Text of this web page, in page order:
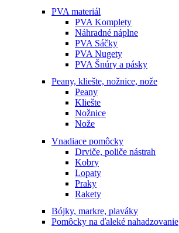
PVA materiál
PVA Komplety
Náhradné náplne
PVA Sáčky
PVA Nugety
PVA Šnúry a pásky
Peany, kliešte, nožnice, nože
Peany
Kliešte
Nožnice
Nože
Vnadiace pomôcky
Drviče, poliče nástrah
Kobry
Lopaty
Praky
Rakety
Bójky, markre, plaváky
Pomôcky na ďaleké nahadzovanie